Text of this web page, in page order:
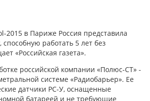
2015 в Париже Россия представила
работать 5 лет без
«Российская газета».
российской компании «Полюс-СТ» -
системе «Радиобарьер». Ее
датчики РС-У, оснащенные
батареей и не требующие